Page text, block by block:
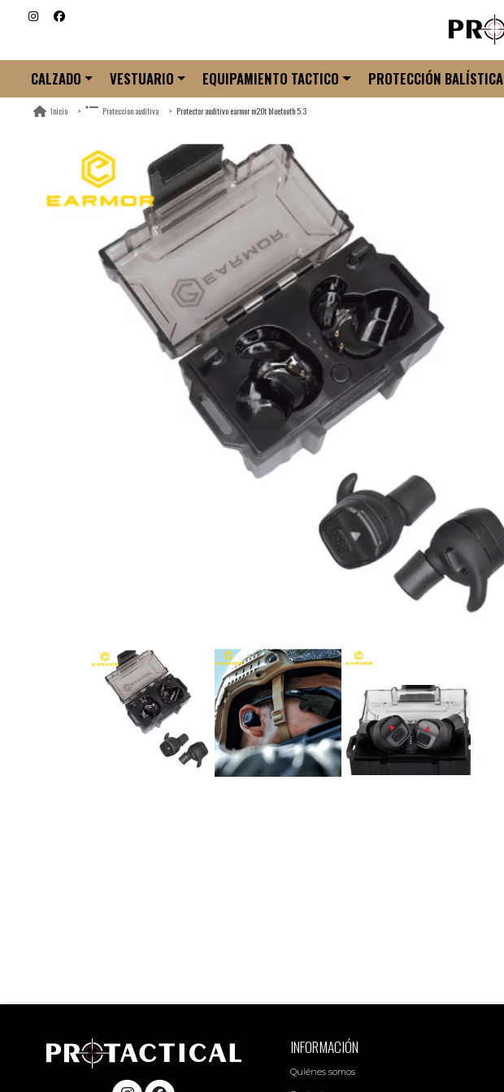
CALZADO VESTUARIO EQUIPAMIENTO TACTICO PROTECCIÓN BALÍSTICA
Inicio Proteccion auditiva Protector auditivo earmor m20t bluetooth 5.3
INFORMACIÓN
Quiénes somos